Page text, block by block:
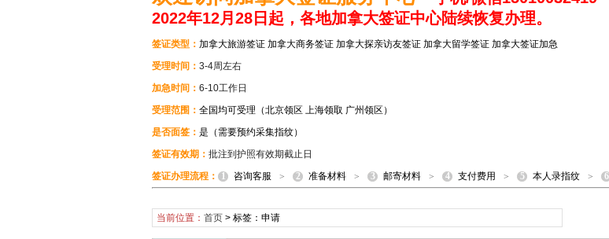
2022年12月28日起，各地加拿大签证中心陆续恢复办理。
签证类型： 加拿大旅游签证 加拿大商务签证 加拿大探亲访友签证 加拿大留学签证 加拿大签证加急
受理时间： 3-4周左右
加急时间： 6-10工作日
受理范围： 全国均可受理（北京领区 上海领取 广州领区）
是否面签： 是（需要预约采集指纹）
签证有效期： 批注到护照有效期截止日
签证办理流程： 1 咨询客服 > 2 准备材料 > 3 邮寄材料 > 4 支付费用 > 5 本人录指纹 > 6
当前位置： 首页> 标签：申请